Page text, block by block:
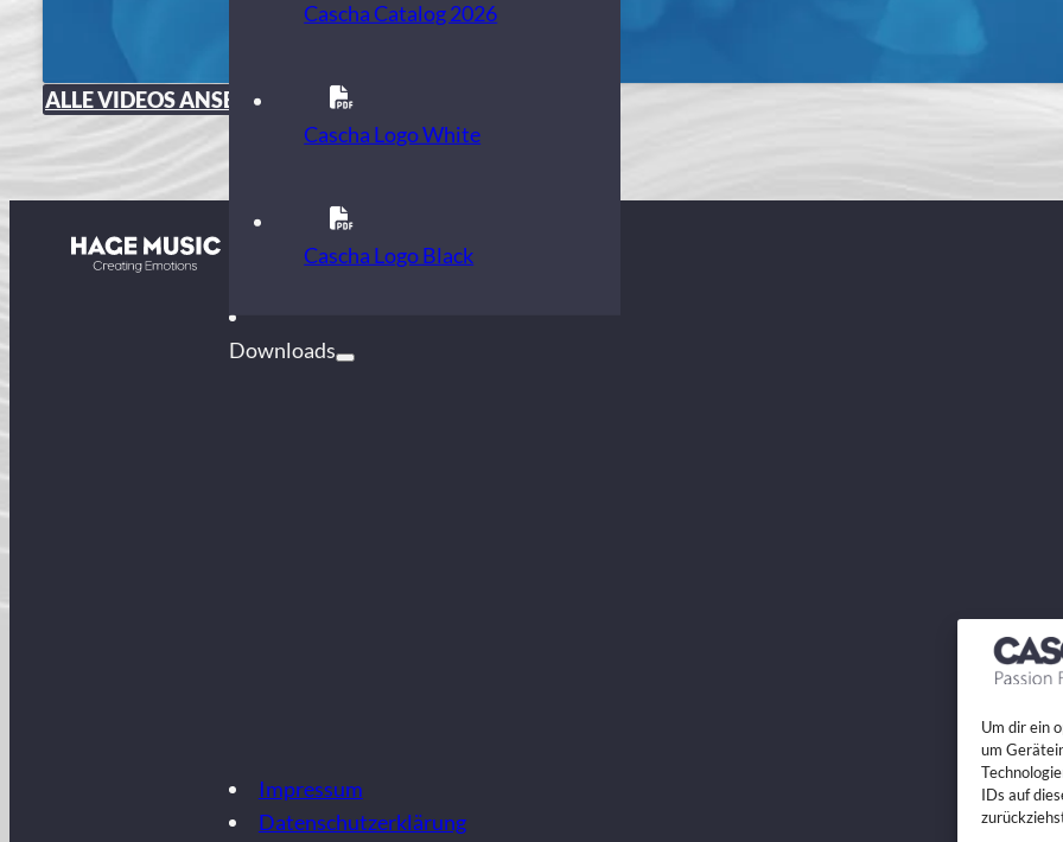
Um dir ein
um
IDs auf
ALLE VIDEOS ANSEHEN
Kontakt
Downloads
Cascha Catalog 2026
Cascha Logo White
Cascha Logo Black
Impressum
Datenschutzerklärung